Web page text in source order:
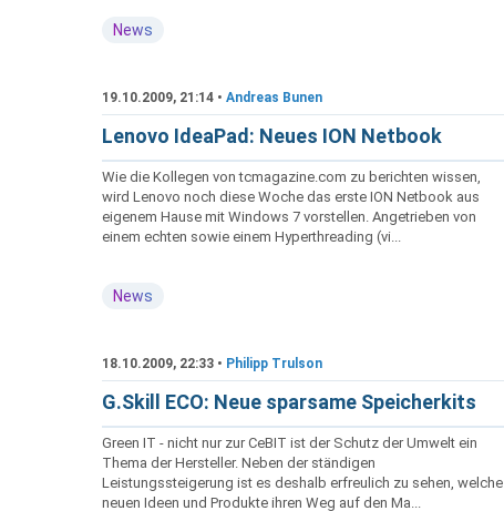
News
19.10.2009, 21:14 • Andreas Bunen
Lenovo IdeaPad: Neues ION Netbook
Wie die Kollegen von tcmagazine.com zu berichten wissen,
wird Lenovo noch diese Woche das erste ION Netbook aus
eigenem Hause mit Windows 7 vorstellen. Angetrieben von
einem echten sowie einem Hyperthreading (vi...
News
18.10.2009, 22:33 • Philipp Trulson
G.Skill ECO: Neue sparsame Speicherkits
Green IT - nicht nur zur CeBIT ist der Schutz der Umwelt ein
Thema der Hersteller. Neben der ständigen
Leistungssteigerung ist es deshalb erfreulich zu sehen, welche
neuen Ideen und Produkte ihren Weg auf den Ma...